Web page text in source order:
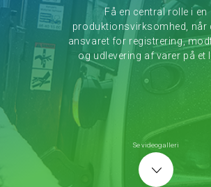
Få en central rolle i en
produktionsvirksomhed, når
ansvaret for registrering,
og udlevering af varer på et
Se videogalleri